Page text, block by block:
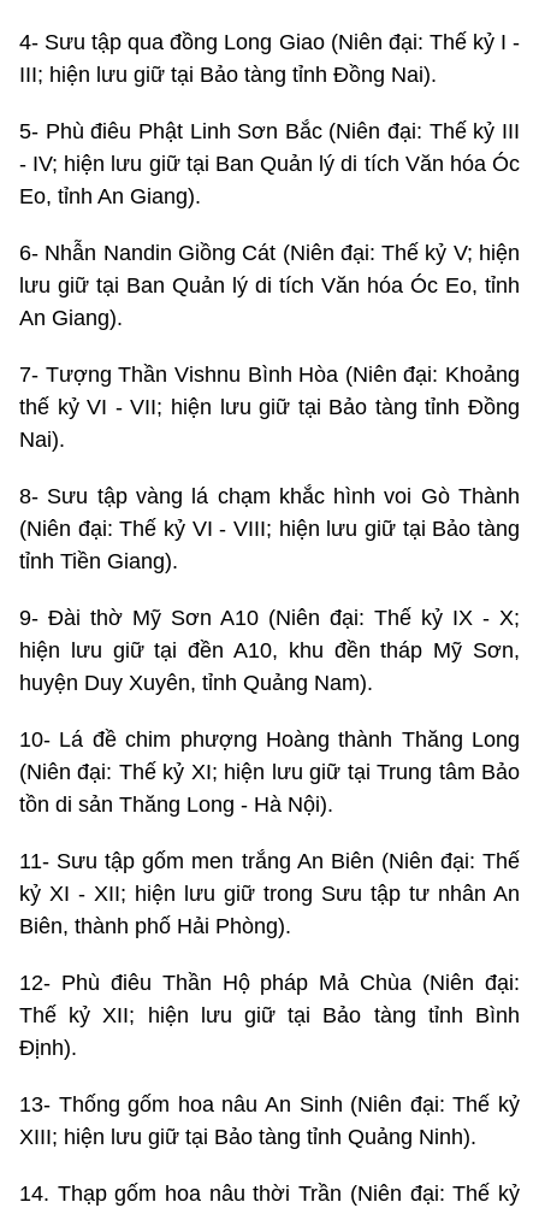
4- Sưu tập qua đồng Long Giao (Niên đại: Thế kỷ I -
III; hiện lưu giữ tại Bảo tàng tỉnh Đồng Nai).
5- Phù điêu Phật Linh Sơn Bắc (Niên đại: Thế kỷ III
- IV; hiện lưu giữ tại Ban Quản lý di tích Văn hóa Óc
Eo, tỉnh An Giang).
6- Nhẫn Nandin Giồng Cát (Niên đại: Thế kỷ V; hiện
lưu giữ tại Ban Quản lý di tích Văn hóa Óc Eo, tỉnh
An Giang).
7- Tượng Thần Vishnu Bình Hòa (Niên đại: Khoảng
thế kỷ VI - VII; hiện lưu giữ tại Bảo tàng tỉnh Đồng
Nai).
8- Sưu tập vàng lá chạm khắc hình voi Gò Thành
(Niên đại: Thế kỷ VI - VIII; hiện lưu giữ tại Bảo tàng
tỉnh Tiền Giang).
9- Đài thờ Mỹ Sơn A10 (Niên đại: Thế kỷ IX - X;
hiện lưu giữ tại đền A10, khu đền tháp Mỹ Sơn,
huyện Duy Xuyên, tỉnh Quảng Nam).
10- Lá đề chim phượng Hoàng thành Thăng Long
(Niên đại: Thế kỷ XI; hiện lưu giữ tại Trung tâm Bảo
tồn di sản Thăng Long - Hà Nội).
11- Sưu tập gốm men trắng An Biên (Niên đại: Thế
kỷ XI - XII; hiện lưu giữ trong Sưu tập tư nhân An
Biên, thành phố Hải Phòng).
12- Phù điêu Thần Hộ pháp Mả Chùa (Niên đại:
Thế kỷ XII; hiện lưu giữ tại Bảo tàng tỉnh Bình
Định).
13- Thống gốm hoa nâu An Sinh (Niên đại: Thế kỷ
XIII; hiện lưu giữ tại Bảo tàng tỉnh Quảng Ninh).
14. Thạp gốm hoa nâu thời Trần (Niên đại: Thế kỷ